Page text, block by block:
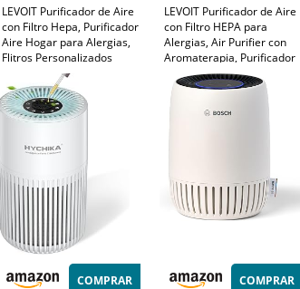
LEVOIT Purificador de Aire
con Filtro Hepa, Purificador
Aire Hogar para Alergias,
Flitros Personalizados
Elimina 99,97% del Polen,
Polvo, Olores de Mascotas,
Modo Sueño y
Temporizador
LEVOIT Purificador de Aire
con Filtro HEPA para
Alergias, Air Purifier con
Aromaterapia, Purificador
Aire Silencioso 25dB, Bajo
Consumo de Energía de 7W,
COMPRAR COMPRAR